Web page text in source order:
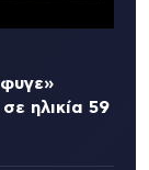
ηλικία 59